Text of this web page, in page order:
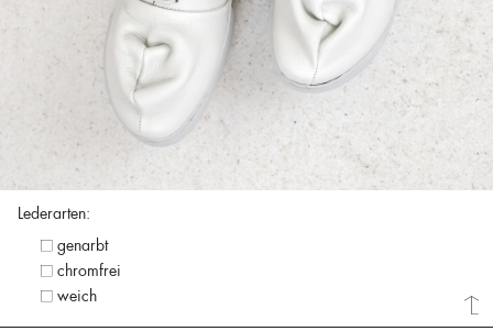
Lederarten:
genarbt
chromfrei
weich